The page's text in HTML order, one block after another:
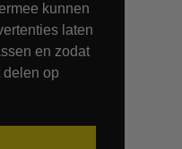
kunnen
laten
en zodat
op